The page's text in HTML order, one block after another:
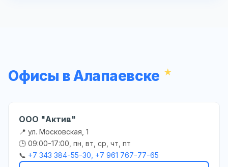
Офисы в Алапаевске
ООО "Актив"
📍 ул. Московская, 1
🕒 09:00-17:00, пн, вт, ср, чт, пт
📞 +7 343 384-55-30, +7 961 767-77-65